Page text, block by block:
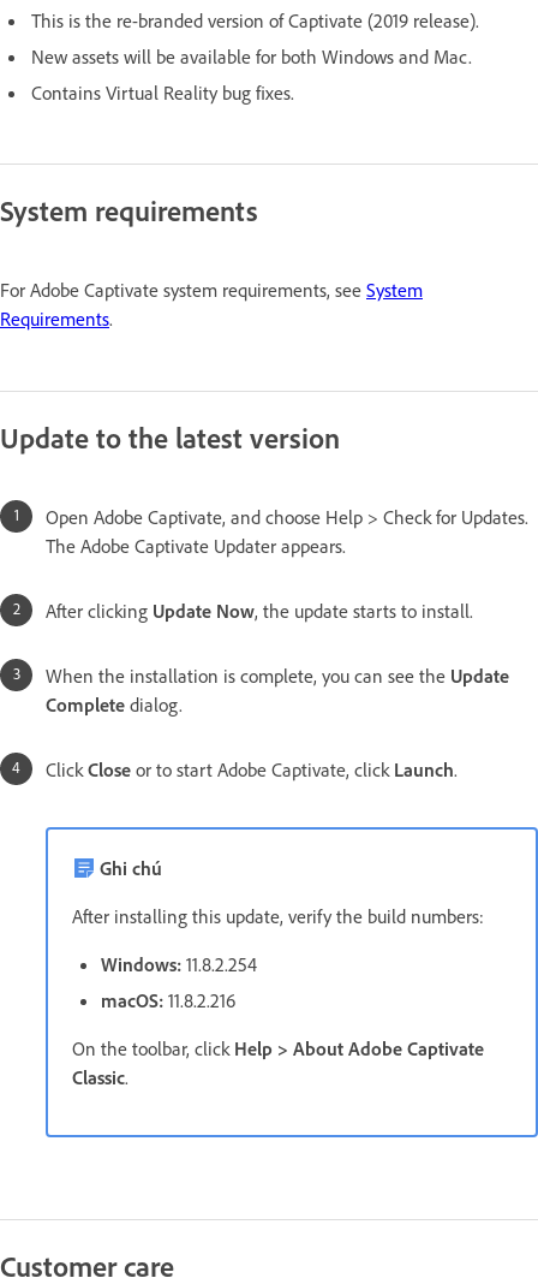
This is the re-branded version of Captivate (2019 release).
New assets will be available for both Windows and Mac.
Contains Virtual Reality bug fixes.
System requirements
For Adobe Captivate system requirements, see System
Requirements.
Update to the latest version
Open Adobe Captivate, and choose Help > Check for Updates.
The Adobe Captivate Updater appears.
After clicking Update Now, the update starts to install.
When the installation is complete, you can see the Update
Complete dialog.
ClickClose or to start Adobe Captivate, click Launch.
Ghi chú
After installing this update, verify the build numbers:
Windows: 11.8.2.254
macOS: 11.8.2.216
On the toolbar, click Help > About Adobe Captivate
Classic.
Customer care